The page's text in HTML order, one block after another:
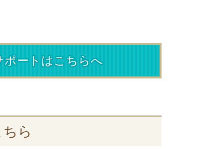
ポートはこちらへ
ら